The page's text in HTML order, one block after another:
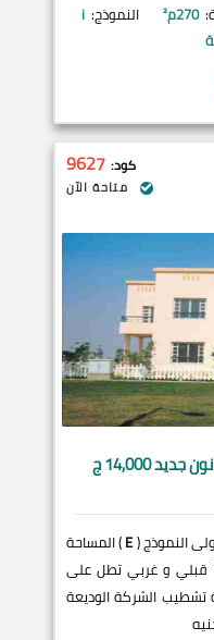
270م² النموذج: i
كود: 9627
متاحة الآن
جديد 14,000 ج
النموذج (E) المساحة
قبلي و غربي تطل على
نوم 4 حمام 3 بلكونة تشطيب الشركة الوديعة